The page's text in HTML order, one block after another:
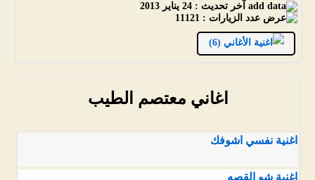
آخر تحديث : 24 يناير 2013
عدد الزيارات : 11121
الأغاني (6)
اغاني معتصم الطيب
اغنية نفسي اشوفك
اغنية شو القصه